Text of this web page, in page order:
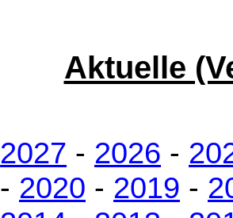
Aktuelle
2027 - 2026 -
- 2020 - 2019 -